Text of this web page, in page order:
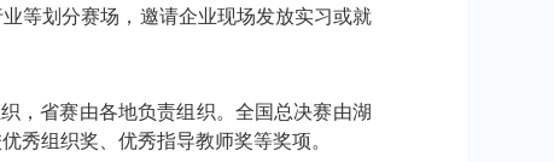
等划分赛场，邀请企业现场发放实习或就
，省赛由各地负责组织。全国总决赛由湖
秀组织奖、优秀指导教师奖等奖项。